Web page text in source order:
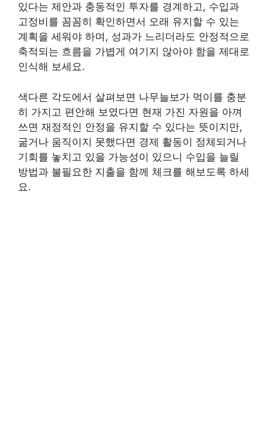
있다는 제안과 충동적인 투자를 경계하고, 수입과
고정비를 꼼꼼히 확인하면서 오래 유지할 수 있는
계획을 세워야 하며, 성과가 느리더라도 안정적으로
축적되는 흐름을 가볍게 여기지 않아야 함을 제대로
인식해 보세요.
색다른 각도에서 살펴보면 나무늘보가 먹이를 충분
히 가지고 편안해 보였다면 현재 가진 자원을 아껴
쓰면 재정적인 안정을 유지할 수 있다는 뜻이지만,
굶거나 움직이지 못했다면 경제 활동이 정체되거나
기회를 놓치고 있을 가능성이 있으니 수입을 늘릴
방법과 불필요한 지출을 함께 체크를 해보도록 하세
요.